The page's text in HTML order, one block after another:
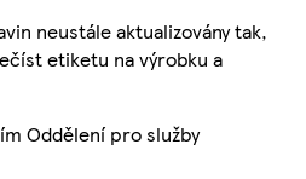
neustále aktualizovány tak,
etiketu na výrobku a
Oddělení pro služby